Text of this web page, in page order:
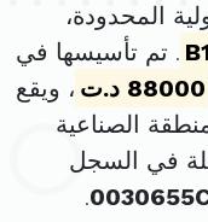
المحدودة،
. تم تأسيسها في
88000 د.ت
، ويقع
في نهج عـ5دد المنطقة الصناعية
في السجل
.